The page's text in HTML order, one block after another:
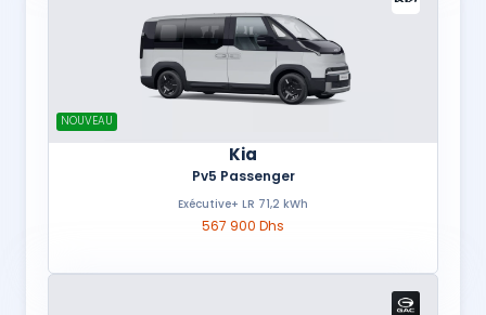
NOUVEAU
Kia
Pv5 Passenger
Exécutive+ LR 71,2 kWh
567 900 Dhs